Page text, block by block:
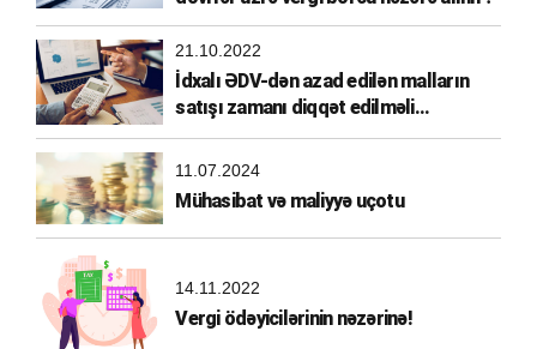
21.10.2022
İdxalı ƏDV-dən azad edilən malların
satışı zamanı diqqət edilməli
məqamlar
11.07.2024
Mühasibat və maliyyə uçotu
14.11.2022
Vergi ödəyicilərinin nəzərinə!